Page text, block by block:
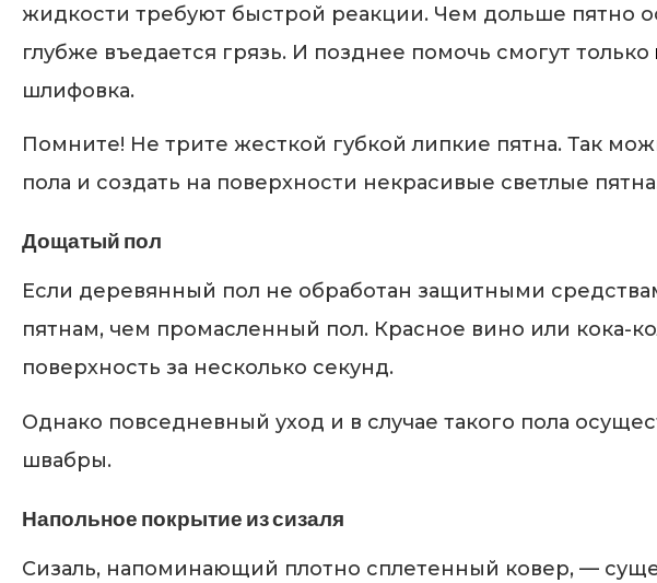
жидкости требуют быстрой реакции. Чем дольше пятно
глубже въедается грязь. И позднее помочь смогут только
шлифовка.
Помните! Не трите жесткой губкой липкие пятна. Так
пола и создать на поверхности некрасивые светлые
Дощатый пол
Если деревянный пол не обработан защитными
пятнам, чем промасленный пол. Красное вино или кока-
поверхность за несколько секунд.
Однако повседневный уход и в случае такого пола
швабры.
Напольное покрытие из сизаля
Сизаль, напоминающий плотно сплетенный ковер, —